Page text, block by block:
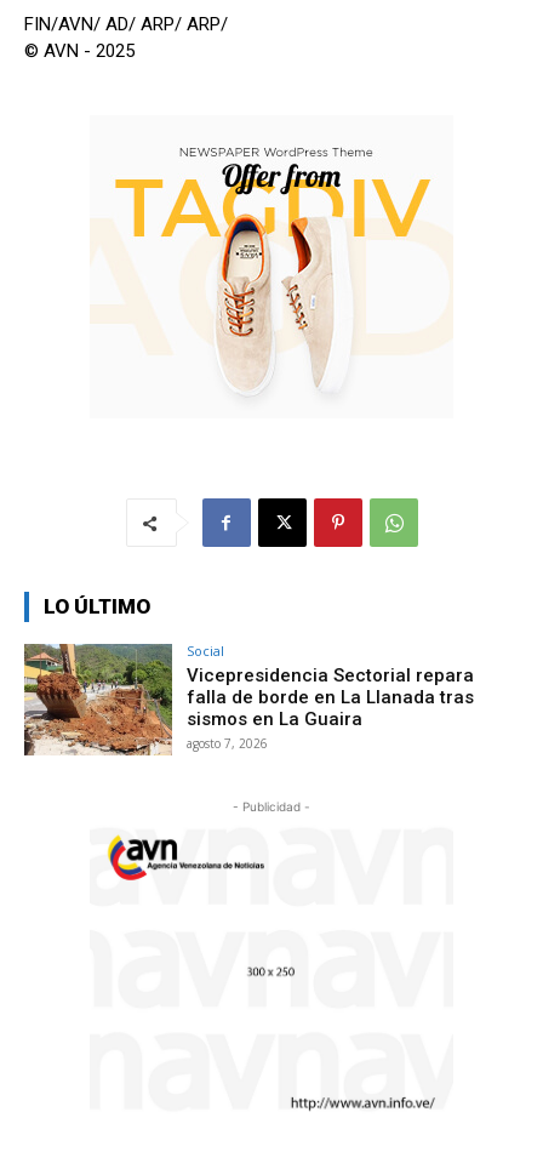
FIN/AVN/ AD/ ARP/ ARP/
© AVN - 2025
LO ÚLTIMO
Social
Vicepresidencia Sectorial repara
falla de borde en La Llanada tras
sismos en La Guaira
agosto 7, 2026
- Publicidad -